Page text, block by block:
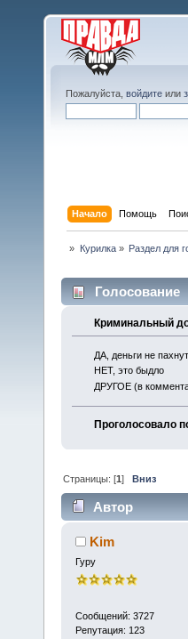
Пожалуйста, войдите или
Начало Помощь
» Курилка» Раздел для
Голосование
Криминальный
ДА, деньги не пахнут
НЕТ, это быдло
ДРУГОЕ (в
Проголосовало
Страницы: [1]Вниз
Автор
Kim
Гуру
Сообщений: 3727
Репутация: 123